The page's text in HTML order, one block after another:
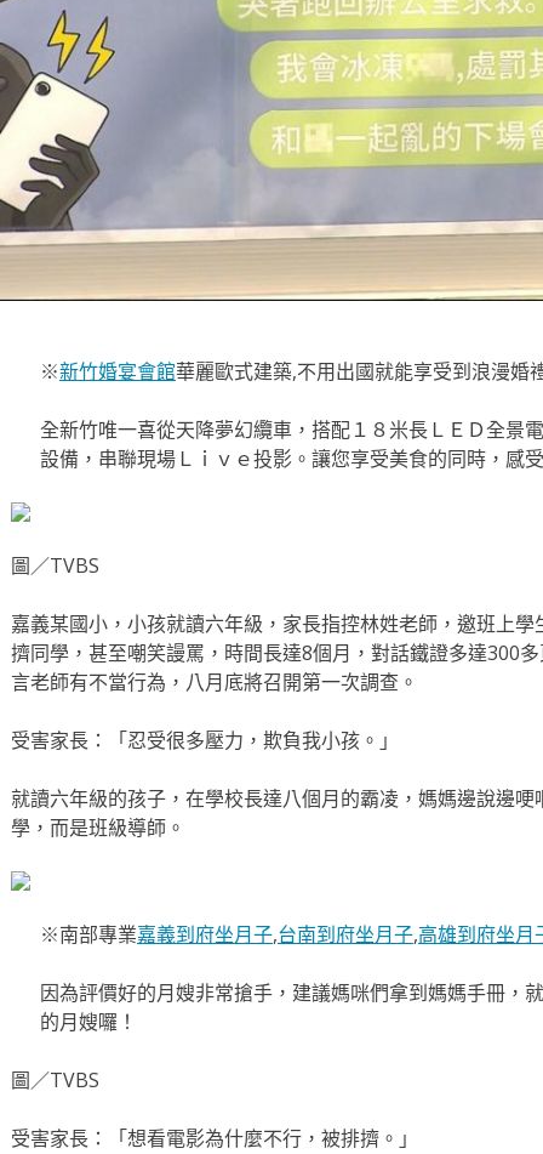
※新竹婚宴會館華麗歐式建築,不用出國就能享受到浪漫婚
全新竹唯一喜從天降夢幻纜車，搭配１８米長ＬＥＤ全景
設備，串聯現場Ｌｉｖｅ投影。讓您享受美食的同時，感
圖／TVBS
嘉義某國小，小孩就讀六年級，家長指控林姓老師，邀班上
擠同學，甚至嘲笑謾罵，時間長達8個月，對話鐵證多達300
言老師有不當行為，八月底將召開第一次調查。
受害家長：「忍受很多壓力，欺負我小孩。」
就讀六年級的孩子，在學校長達八個月的霸凌，媽媽邊說邊
學，而是班級導師。
※南部專業嘉義到府坐月子,台南到府坐月子,高雄到府坐月
因為評價好的月嫂非常搶手，建議媽咪們拿到媽媽手冊，
的月嫂囉！
圖／TVBS
受害家長：「想看電影為什麼不行，被排擠。」